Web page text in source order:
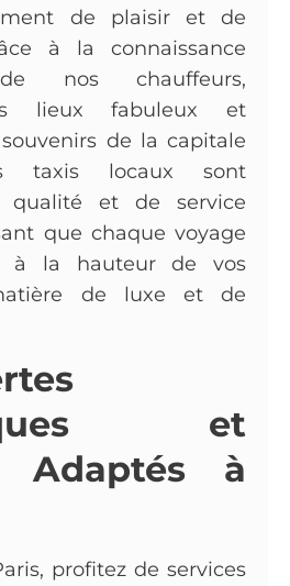
de plaisir et de
à la connaissance
nos chauffeurs,
lieux fabuleux et
de la capitale
taxis locaux sont
qualité et de service
que chaque voyage
à la hauteur de vos
de luxe et de
et
Adaptés à
profitez de services